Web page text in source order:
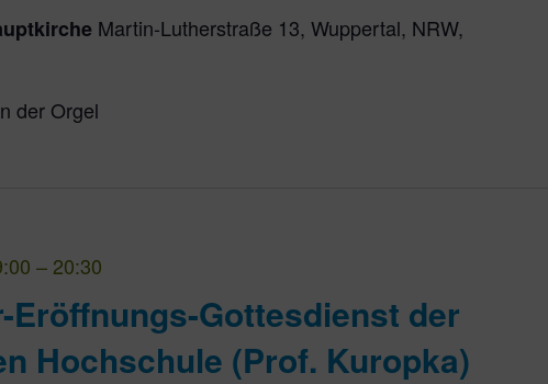
Martin-Lutherstraße 13, Wuppertal, NRW,
der Orgel
Eröffnungs-Gottesdienst der
Hochschule (Prof. Kuropka)
– 20:30